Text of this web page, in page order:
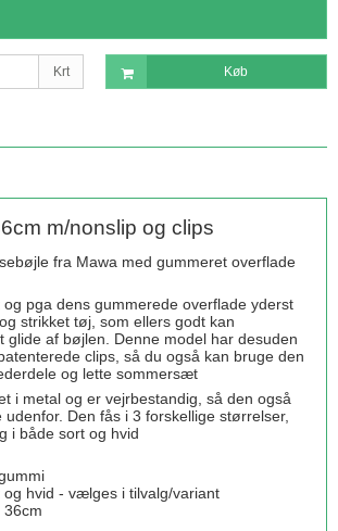
Krt Køb
m/nonslip og clips
fra Mawa med gummeret overflade
pga dens gummerede overflade yderst
strikket tøj, som ellers godt kan
glide af bøjlen. Denne model har desuden
clips, så du også kan bruge den
og lette sommersæt
i metal og er vejrbestandig, så den også
Den fås i 3 forskellige størrelser,
i både sort og hvid
og hvid - vælges i tilvalg/variant
36cm